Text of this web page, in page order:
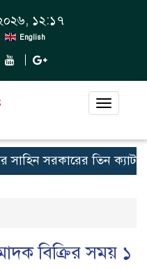
১২:১৭
English
Toggle
সরকারের তিন
বিক্রির সময় ১